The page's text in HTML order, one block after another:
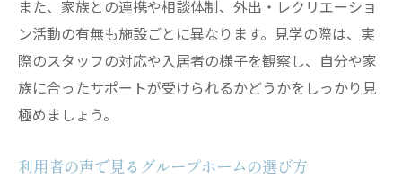
また、家族との連携や相談体制、外出・レクリエーショ
ン活動の有無も施設ごとに異なります。見学の際は、実
際のスタッフの対応や入居者の様子を観察し、自分や家
族に合ったサポートが受けられるかどうかをしっかり見
極めましょう。
利用者の声で見るグループホームの選び方